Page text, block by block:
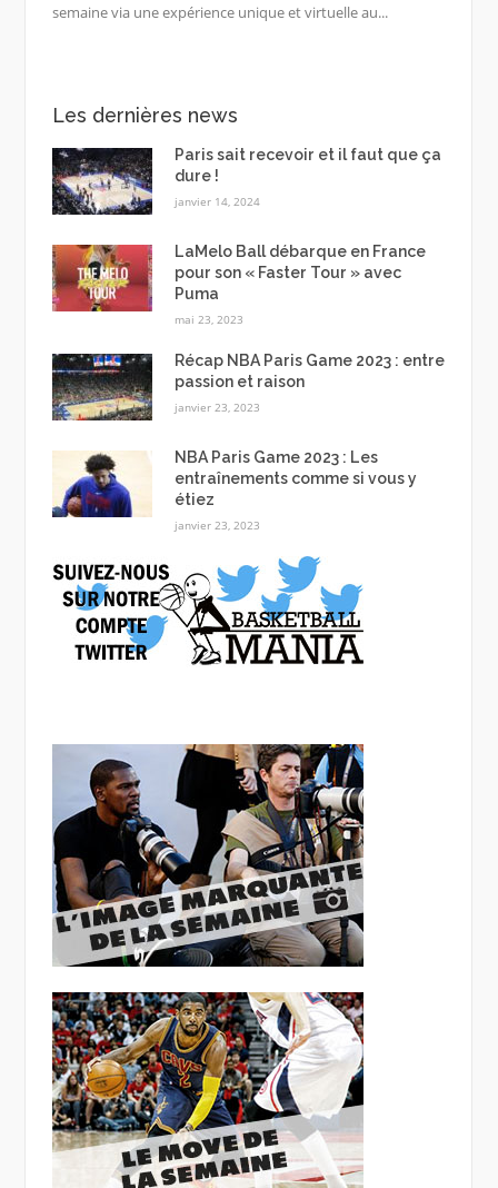
semaine via une expérience unique et virtuelle au...
Les dernières news
Paris sait recevoir et il faut que ça
dure !
janvier 14, 2024
LaMelo Ball débarque en France
pour son « Faster Tour » avec
Puma
mai 23, 2023
Récap NBA Paris Game 2023 : entre
passion et raison
janvier 23, 2023
NBA Paris Game 2023 : Les
entraînements comme si vous y
étiez
janvier 23, 2023